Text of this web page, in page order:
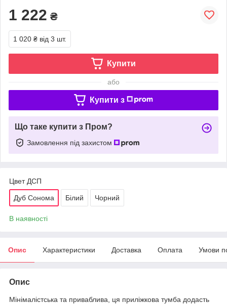
1 222 ₴
1 020 ₴ від 3 шт.
Купити
або
Купити з
Що таке купити з Пром?
Замовлення під захистом
Цвет ДСП
Дуб Сонома Білий Чорний
В наявності
Опис Характеристики Доставка Оплата Умови
Опис
Мінімалістська та приваблива, ця приліжкова тумба додасть